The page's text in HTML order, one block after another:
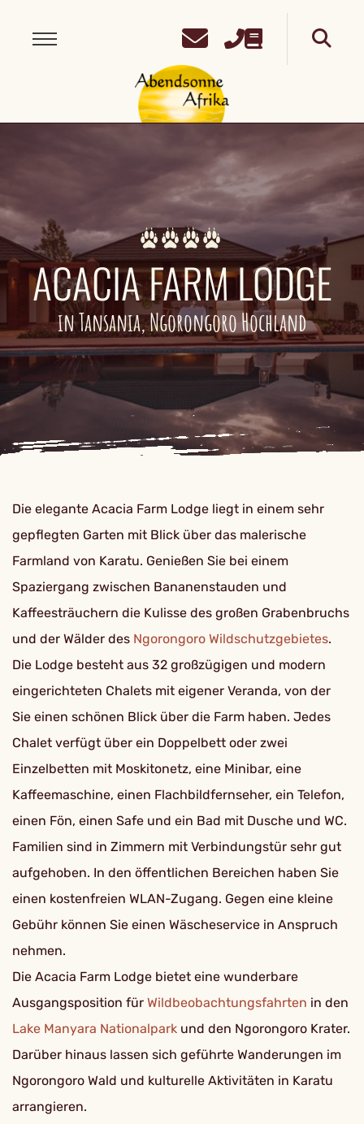
ACACIA FARM LODGE
in Tansania, Ngorongoro Hochland
Die elegante Acacia Farm Lodge liegt in einem sehr
gepflegten Garten mit Blick über das malerische
Farmland von Karatu. Genießen Sie bei einem
Spaziergang zwischen Bananenstauden und
Kaffeesträuchern die Kulisse des großen Grabenbruchs
und der Wälder des Ngorongoro Wildschutzgebietes.
Die Lodge besteht aus 32 großzügigen und modern
eingerichteten Chalets mit eigener Veranda, von der
Sie einen schönen Blick über die Farm haben. Jedes
Chalet verfügt über ein Doppelbett oder zwei
Einzelbetten mit Moskitonetz, eine Minibar, eine
Kaffeemaschine, einen Flachbildfernseher, ein Telefon,
einen Fön, einen Safe und ein Bad mit Dusche und WC.
Familien sind in Zimmern mit Verbindungstür sehr gut
aufgehoben. In den öffentlichen Bereichen haben Sie
einen kostenfreien WLAN-Zugang. Gegen eine kleine
Gebühr können Sie einen Wäscheservice in Anspruch
nehmen.
Die Acacia Farm Lodge bietet eine wunderbare
Ausgangsposition für Wildbeobachtungsfahrten in den
Lake Manyara Nationalpark und den Ngorongoro Krater.
Darüber hinaus lassen sich geführte Wanderungen im
Ngorongoro Wald und kulturelle Aktivitäten in Karatu
arrangieren.